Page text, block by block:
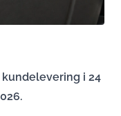
i 24